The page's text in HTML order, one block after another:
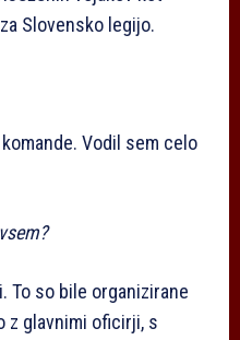
Slovensko legijo.
Vodil sem celo
To so bile organizirane
z glavnimi oficirji, s